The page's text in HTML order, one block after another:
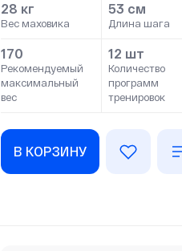
28 кг
Вес маховика
53 см
Длина шага
170
Рекомендуемый
максимальный
вес
12 шт
Количество
программ
тренировок
В КОРЗИНУ